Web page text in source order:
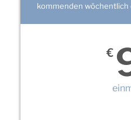
kommenden
€